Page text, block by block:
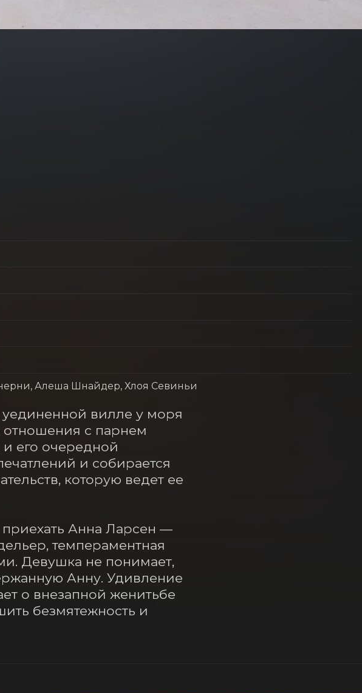
Алеша Шнайдер, Хлоя Севиньи
уединенной вилле у моря
с парнем
его очередной
и собирается
которую ведет ее
Анна Ларсен —
темпераментная
Девушка не понимает,
Анну. Удивление
о внезапной женитьбе
безмятежность и